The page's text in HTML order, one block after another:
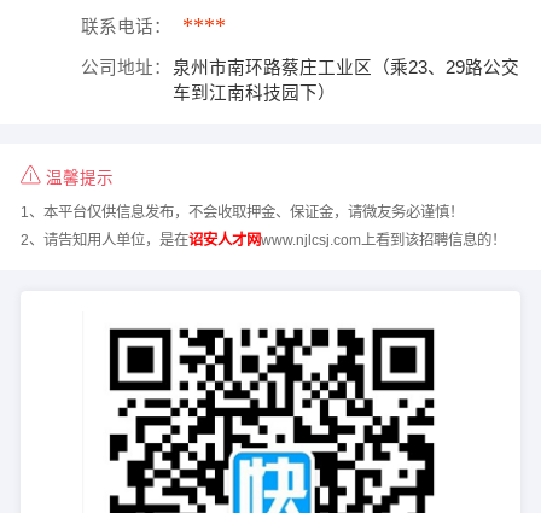
联系电话： ****
公司地址：
泉州市南环路蔡庄工业区（乘23、29路公交
车到江南科技园下）
温馨提示
1、本平台仅供信息发布，不会收取押金、保证金，请微友务必谨慎！
2、请告知用人单位，是在诏安人才网www.njlcsj.com上看到该招聘信息的！